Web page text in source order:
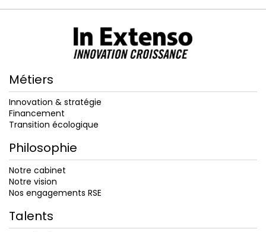
Métiers
Innovation & stratégie
Financement
Transition écologique
Philosophie
Notre cabinet
Notre vision
Nos engagements RSE
Talents